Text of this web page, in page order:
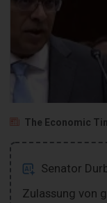
The Economic
Senator
Zulassung von